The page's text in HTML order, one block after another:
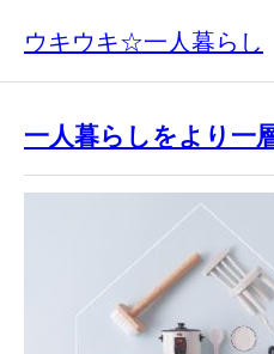
ウキウキ☆一人暮らし
一人暮らしをより一